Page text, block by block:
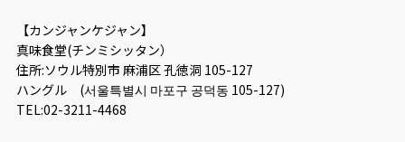
【カンジャンケジャン】
真味食堂(チンミシッタン）
住所:ソウル特別市 麻浦区 孔徳洞 105-127
ハングル (서울특별시 마포구 공덕동 105-127)
TEL:02-3211-4468